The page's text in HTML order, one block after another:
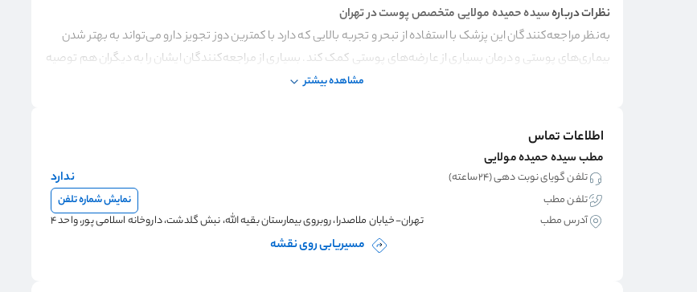
نظرات دربارهسیده حمیده مولایی متخصص پوست در تهران
به‌نظر مراجعه‌کنندگان این پزشک با استفاده از تبحر و تجربه بالایی که دارد با کمترین دوز تجویز دارو می‌تواند به بهتر شدن
بیماری‌های پوستی و درمان بسیاری از عارضه‌های پوستی کمک کند. بسیاری از مراجعه‌کنندگان ایشان را به دیگران هم توصیه
سوابق تحصیلی و افتخارات
سوابق تحصیلی و افتخارات ایشان از این قرار است:
·دارای دکتری حرفه‌ای پزشکی
·دارای بورد تخصصی بیماری‌های پوست
مشاهده بیشتر
اطلاعات تماس
مطب سیده حمیده مولایی
تلفن گویای نوبت دهی (۲۴ساعته) ندارد
تلفن مطب
نمایش شماره تلفن
آدرس مطب
تهران-خیابان ملاصدرا، روبروی بیمارستان بقیه الله، نبش گلدشت، داروخانه اسلامی پور، واحد 4
مسیریابی روی نقشه